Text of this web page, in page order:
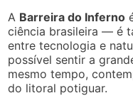
A Barreira do Inferno
ciência brasileira — é
entre tecnologia e
possível sentir a
mesmo tempo,
do litoral potiguar.